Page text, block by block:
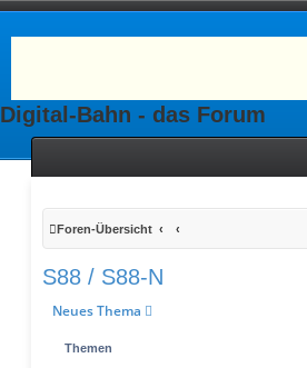
Digital-Bahn - das Forum
Foren-Übersicht
S88 / S88-N
Neues Thema
Themen